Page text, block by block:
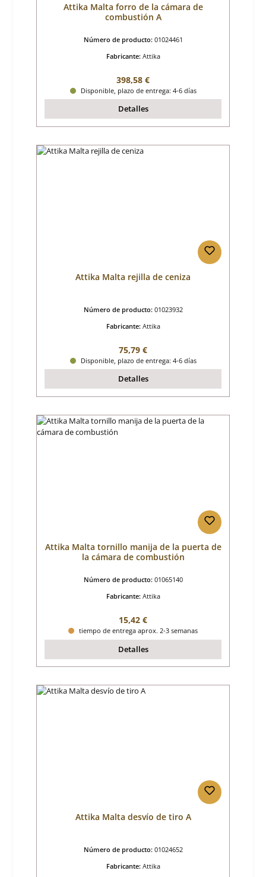
Attika Malta forro de la cámara de
combustión A
Número de producto: 01024461
Fabricante: Attika
Precio normal:
398,58 €
Disponible, plazo de entrega: 4-6 días
Detalles
Attika Malta rejilla de ceniza
Número de producto: 01023932
Fabricante: Attika
Precio normal:
75,79 €
Disponible, plazo de entrega: 4-6 días
Detalles
Attika Malta tornillo manija de la puerta de
la cámara de combustión
Número de producto: 01065140
Fabricante: Attika
Precio normal:
15,42 €
tiempo de entrega aprox. 2-3 semanas
Detalles
Attika Malta desvío de tiro A
Número de producto: 01024652
Fabricante: Attika